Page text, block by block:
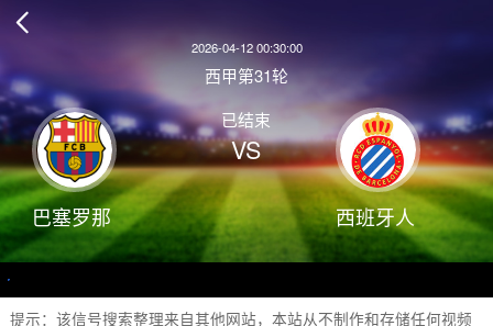

2026-04-12 00:30:00
西甲第31轮
巴塞罗那
已结束
VS
西班牙人
提示：该信号搜索整理来自其他网站，本站从不制作和存储任何视频